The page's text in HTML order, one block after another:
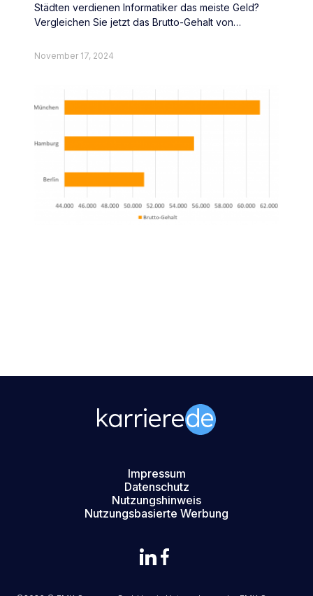
Städten verdienen Informatiker das meiste Geld?
Vergleichen Sie jetzt das Brutto-Gehalt von
November 17, 2024
Impressum
Datenschutz
Nutzungshinweis
Nutzungsbasierte Werbung